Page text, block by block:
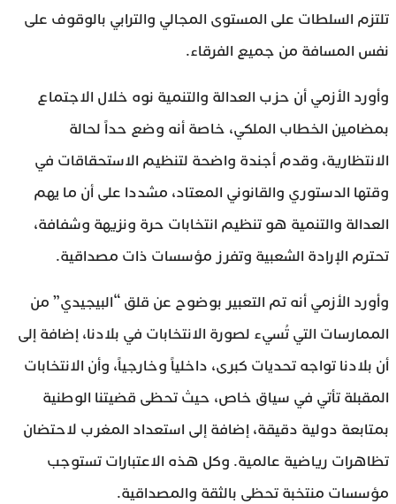
تلتزم السلطات على المستوى المجالي والترابي بالوقوف على
نفس المسافة من جميع الفرقاء.
وأورد الأزمي أن حزب العدالة والتنمية نوه خلال الاجتماع
بمضامين الخطاب الملكي، خاصة أنه وضع حداً لحالة
الانتظارية، وقدم أجندة واضحة لتنظيم الاستحقاقات في
وقتها الدستوري والقانوني المعتاد، مشددا على أن ما يهم
العدالة والتنمية هو تنظيم انتخابات حرة ونزيهة وشفافة،
تحترم الإرادة الشعبية وتفرز مؤسسات ذات مصداقية.
وأورد الأزمي أنه تم التعبير بوضوح عن قلق “البيجيدي” من
الممارسات التي تُسيء لصورة الانتخابات في بلادنا، إضافة إلى
أن بلادنا تواجه تحديات كبرى، داخلياً وخارجياً، وأن الانتخابات
المقبلة تأتي في سياق خاص، حيث تحظى قضيتنا الوطنية
بمتابعة دولية دقيقة، إضافة إلى استعداد المغرب لاحتضان
تظاهرات رياضية عالمية. وكل هذه الاعتبارات تستوجب
مؤسسات منتخبة تحظى بالثقة والمصداقية.